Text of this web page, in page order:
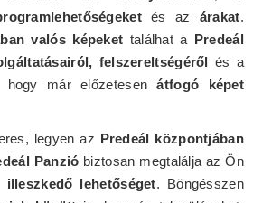
és az árakat.
valós képeket találhat a Predeál
felszereltségéről és a
hogy már előzetesenátfogó képet
legyen az Predeál központjában
Panzió biztosan megtalálja az Ön
lehetőséget. Böngésszen